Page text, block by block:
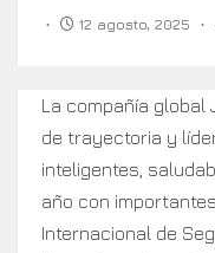
12 agosto, 2025
La compañía global
de trayectoria y
inteligentes,
año con
Internacional de